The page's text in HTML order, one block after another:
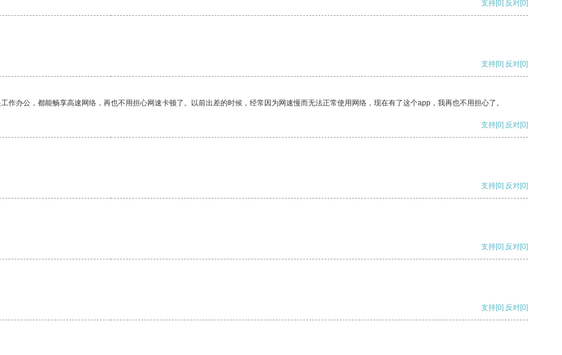
支持[0] 反对[0]
支持[0] 反对[0]
作办公，都能畅享高速网络，再也不用担心网速卡顿了。以前出差的时候，经常因为网速慢而无法正常使用网络，现在有了这个app，我再也不用担心了。
支持[0] 反对[0]
支持[0] 反对[0]
支持[0] 反对[0]
支持[0] 反对[0]